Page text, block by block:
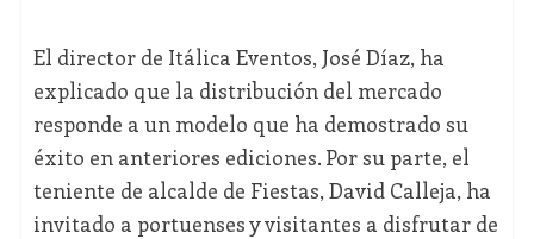
El director de Itálica Eventos, José Díaz, ha
explicado que la distribución del mercado
responde a un modelo que ha demostrado su
éxito en anteriores ediciones. Por su parte, el
teniente de alcalde de Fiestas, David Calleja, ha
invitado a portuenses y visitantes a disfrutar de